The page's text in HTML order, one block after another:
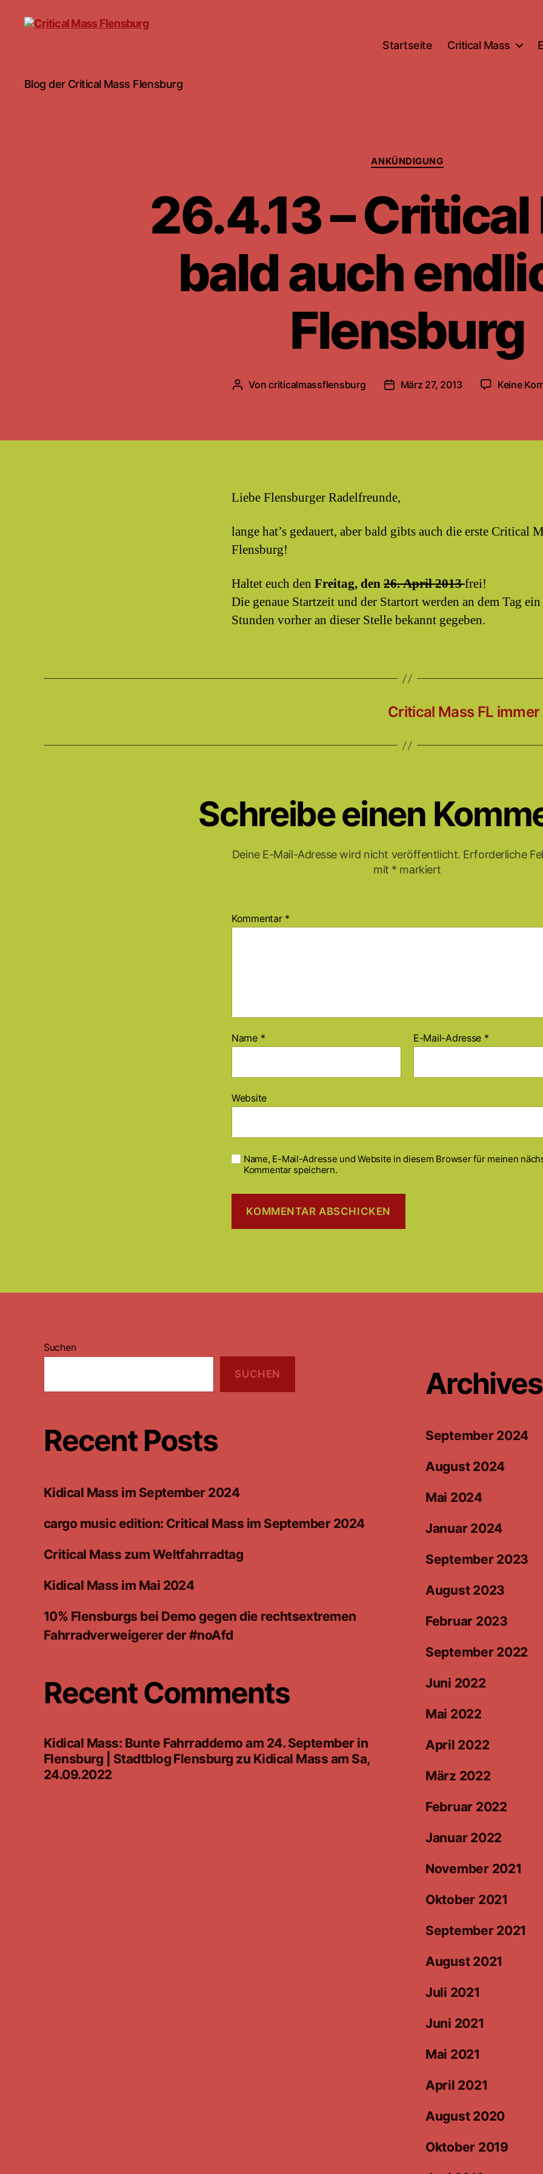
Critical
Mass
Blog der Critical Mass Flensburg
Startseite Critical Mass
Kategorien
ANKÜNDIGUNG
26.4.13 –
bald auch
Flensburg
Beitragsautor
Voncriticalmassflensburg Beitragsdatum
März 27, 2013 Keine
Liebe Flensburger Radelfreunde,
lange hat’s gedauert, aber bald gibts auch die erste Critical
Flensburg!
Haltet euch den Freitag, den26. April 2013frei!
Die genaue Startzeit und der Startort werden an dem Tag ein
Stunden vorher an dieser Stelle bekannt gegeben.
Critical Mass FL
Schreibe einen
Deine E-Mail-Adresse wird nicht veröffentlicht. Erforderliche
mit * markiert
Kommentar *
Name * E-Mail-Adresse *
Website
Name, E-Mail-Adresse und Website in diesem Browser für meinen
Kommentar speichern.
Suchen
SUCHEN
Recent Posts
Kidical Mass im September 2024
cargo music edition: Critical Mass im September 2024
Critical Mass zum Weltfahrradtag
Kidical Mass im Mai 2024
10% Flensburgs bei Demo gegen die rechtsextremen
Fahrradverweigerer der #noAfd
Recent Comments
Kidical Mass: Bunte Fahrraddemo am 24. September in
Flensburg | Stadtblog Flensburg zu Kidical Mass am Sa,
24.09.2022
Archives
September 2024
August 2024
Mai 2024
Januar 2024
September 2023
August 2023
Februar 2023
September 2022
Juni 2022
Mai 2022
April 2022
März 2022
Februar 2022
Januar 2022
November 2021
Oktober 2021
September 2021
August 2021
Juli 2021
Juni 2021
Mai 2021
April 2021
August 2020
Oktober 2019